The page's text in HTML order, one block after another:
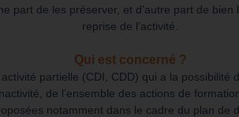
part de les préserver, et d’autre part de
reprise de l’activité.
Qui est concerné ?
partielle (CDI, CDD) qui a la possibilité
de l’ensemble des actions de
notamment dans le cadre du plan de